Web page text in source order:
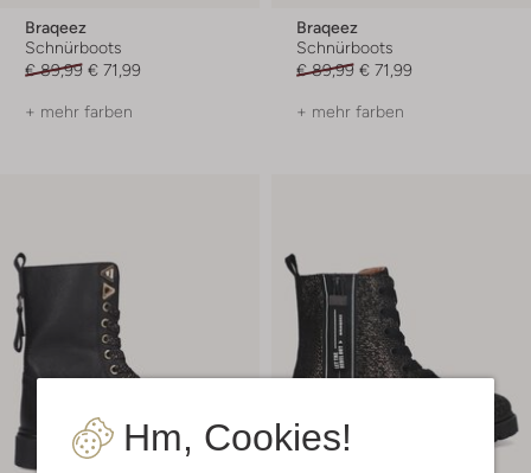
Hm, Cookies!
Braqeez
Schnürboots
€ 89,99 € 71,99
+ mehr farben
Braqeez
Schnürboots
€ 89,99 € 71,99
+ mehr farben